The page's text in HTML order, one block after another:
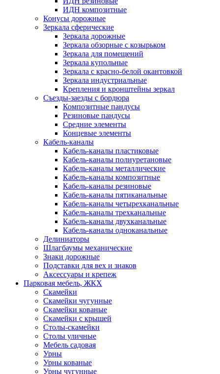
ИДН композитные
Конусы дорожные
Зеркала сферические
Зеркала дорожные
Зеркала обзорные с козырьком
Зеркала для помещений
Зеркала купольные
Зеркала с красно-белой окантовкой
Зеркала индустриальные
Крепления и кронштейны зеркал
Съезды-заезды с бордюра
Композитные пандусы
Резиновые пандусы
Средние элементы
Концевые элементы
Кабель-каналы
Кабель-каналы пластиковые
Кабель-каналы полиуретановые
Кабель-каналы металлические
Кабель-каналы композитные
Кабель-каналы резиновые
Кабель-каналы пятиканальные
Кабель-каналы четырехканальные
Кабель-каналы трехканальные
Кабель-каналы двухканальные
Кабель-каналы одноканальные
Делиниаторы
Шлагбаумы механические
Знаки дорожные
Подставки для вех и знаков
Аксессуары и крепеж
Парковая мебель, ЖКХ
Скамейки
Скамейки чугунные
Скамейки кованые
Скамейки с крышей
Столы-скамейки
Столы уличные
Мебель садовая
Урны
Урны кованые
Урны чугунные